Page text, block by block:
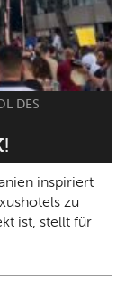
DES
inspiriert
zu
ist, stellt für